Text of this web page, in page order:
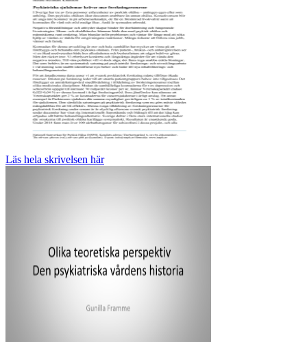
Läs hela skrivelsen här